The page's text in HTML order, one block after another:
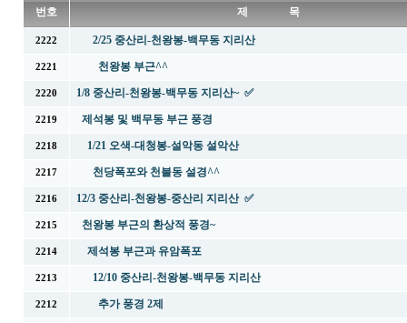
번호 제 목
2222 2/25 중산리-천왕봉-백무동 지리산
2221 천왕봉 부근^^
2220 1/8 중산리-천왕봉-백무동 지리산~ ✅
2219 제석봉 및 백무동 부근 풍경
2218 1/21 오색-대청봉-설악동 설악산
2217 천당폭포와 천불동 설경^^
2216 12/3 중산리-천왕봉-중산리 지리산 ✅
2215 천왕봉 부근의 환상적 풍경~
2214 제석봉 부근과 유암폭포
2213 12/10 중산리-천왕봉-백무동 지리산
2212 추가 풍경 2제